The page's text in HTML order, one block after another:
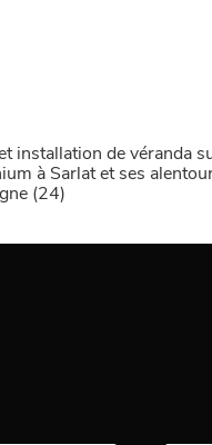
installation de véranda
à Sarlat et ses
(24)